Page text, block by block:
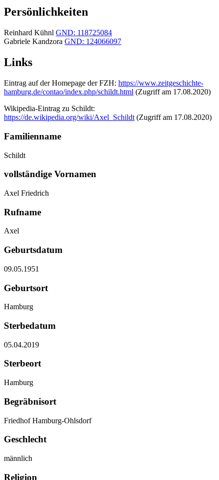
Persönlichkeiten
Reinhard Kühnl GND: 118725084
Gabriele Kandzora GND: 124066097
Links
Eintrag auf der Homepage der FZH: https://www.zeitgeschichte-
hamburg.de/contao/index.php/schildt.html (Zugriff am 17.08.2020)
Wikipedia-Eintrag zu Schildt:
https://de.wikipedia.org/wiki/Axel_Schildt (Zugriff am 17.08.2020)
Familienname
Schildt
vollständige Vornamen
Axel Friedrich
Rufname
Axel
Geburtsdatum
09.05.1951
Geburtsort
Hamburg
Sterbedatum
05.04.2019
Sterbeort
Hamburg
Begräbnisort
Friedhof Hamburg-Ohlsdorf
Geschlecht
männlich
Religion